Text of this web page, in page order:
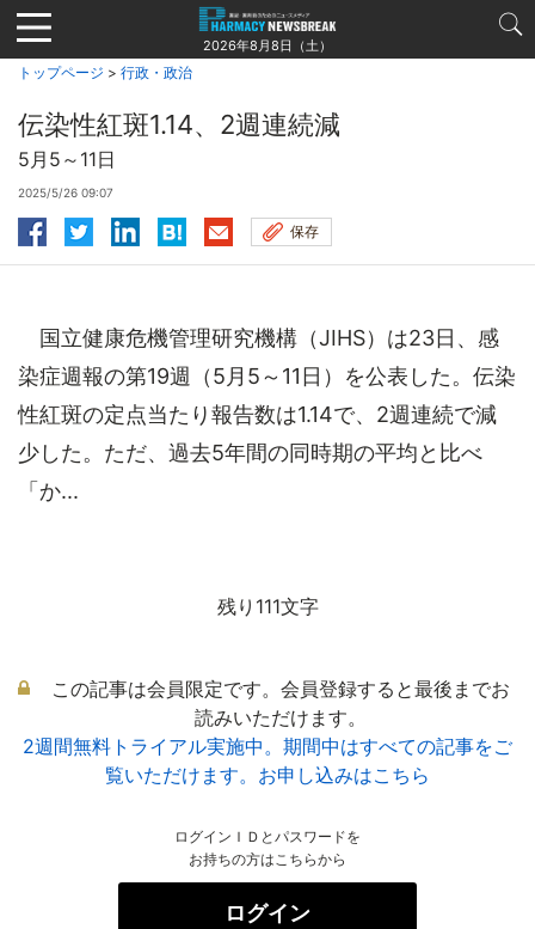
Jump
to
navigation
2026年8月8日（土）
トップページ > 行政・政治
伝染性紅斑1.14、2週連続減
5月5～11日
2025/5/26 09:07
保存
国立健康危機管理研究機構（JIHS）は23日、感
染症週報の第19週（5月5～11日）を公表した。伝染
性紅斑の定点当たり報告数は1.14で、2週連続で減
少した。ただ、過去5年間の同時期の平均と比べ
「か...
残り111文字
この記事は会員限定です。会員登録すると最後までお
読みいただけます。
2週間無料トライアル実施中。期間中はすべての記事をご
覧いただけます。お申し込みはこちら
ログインＩＤとパスワードを
お持ちの方はこちらから
ログイン